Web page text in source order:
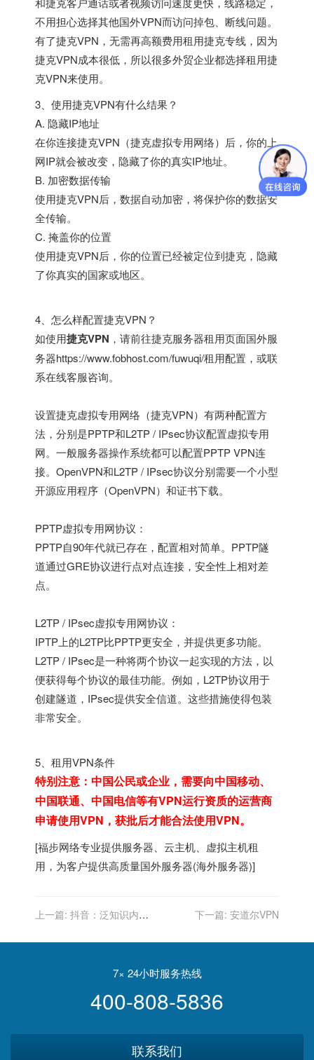
不用担心选择其他国外VPN而访问掉包、断线问题。
有了捷克VPN，无需再高额费用租用捷克专线，因为
捷克VPN成本很低，所以很多外贸企业都选择租用捷
克VPN来使用。
3、使用捷克VPN有什么结果？
A. 隐藏IP地址
在你连接捷克VPN（捷克虚拟专用网络）后，你的上
网IP就会被改变，隐藏了你的真实IP地址。
B. 加密数据传输
使用捷克VPN后，数据自动加密，将保护你的数据安
全传输。
C. 掩盖你的位置
使用捷克VPN后，你的位置已经被定位到捷克，隐藏
了你真实的国家或地区。
4、怎么样配置捷克VPN？
如使用捷克VPN ，请前往捷克服务器租用页面国外服
务器https://www.fobhost.com/fuwuqi/租用配置，或联
系在线客服咨询。
设置捷克虚拟专用网络（捷克VPN）有两种配置方
法，分别是PPTP和L2TP / IPsec协议配置虚拟专用
网。一般服务器操作系统都可以配置PPTP VPN连
接。OpenVPN和L2TP / IPsec协议分别需要一个小型
开源应用程序（OpenVPN）和证书下载。
PPTP虚拟专用网协议：
PPTP自90年代就已存在，配置相对简单。PPTP隧
道通过GRE协议进行点对点连接，安全性上相对差
点。
L2TP / IPsec虚拟专用网协议：
IPTP上的L2TP比PPTP更安全，并提供更多功能。
L2TP / IPsec是一种将两个协议一起实现的方法，以
便获得每个协议的最佳功能。例如，L2TP协议用于
创建隧道，IPsec提供安全信道。这些措施使得包装
非常安全。
5、租用VPN条件
特别注意：中国公民或企业，需要向中国移动、
中国联通、中国电信等有VPN运行资质的运营商
申请使用VPN，获批后才能合法使用VPN。
[福步网络专业提供服务器 云主机 虚拟主机租
用，为客户提供高质量国外服务器(海外服务器)]
上一篇: 抖音：泛知识内容
20%
下一篇: 安道尔VPN
7× 24小时服务热线
400-808-5836
联系我们